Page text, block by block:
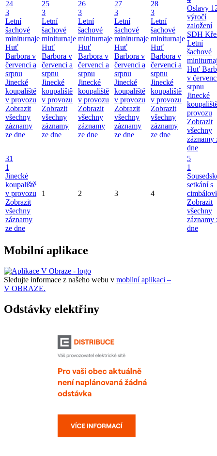
24
3
Letní
šachové
miniturnaje
Huť
Barbora v
červenci a
srpnu
Jinecké
koupaliště
v provozu
Zobrazit
všechny
záznamy
ze dne
25
3
Letní
šachové
miniturnaje
Huť
Barbora v
červenci a
srpnu
Jinecké
koupaliště
v provozu
Zobrazit
všechny
záznamy
ze dne
26
3
Letní
šachové
miniturnaje
Huť
Barbora v
červenci a
srpnu
Jinecké
koupaliště
v provozu
Zobrazit
všechny
záznamy
ze dne
27
3
Letní
šachové
miniturnaje
Huť
Barbora v
červenci a
srpnu
Jinecké
koupaliště
v provozu
Zobrazit
všechny
záznamy
ze dne
28
3
Letní
šachové
miniturnaje
Huť
Barbora v
červenci a
srpnu
Jinecké
koupaliště
v provozu
Zobrazit
všechny
záznamy
ze dne
Oslavy
výročí
založení
SDH
Letní
šachové
Huť
v
srpnu
Jinecké
provozu
Zobrazit
všechny
záznamy
dne
31
1
Jinecké
koupaliště
v provozu
Zobrazit
všechny
záznamy
ze dne
1 2 3 4
5
1
setkání s
Zobrazit
všechny
záznamy
dne
Mobilní aplikace
Sledujte informace z našeho webu v mobilní aplikaci –
V OBRAZE.
Odstávky elektřiny